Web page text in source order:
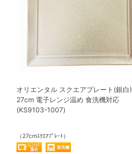
オリエンタル スクエアプレート(銀白)
27cm 電子レンジ温め 食洗機対応
(KS9103-1007)
（27cmｽｸｴｱﾌﾟﾚｰﾄ）